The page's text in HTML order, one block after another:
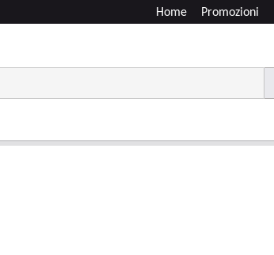
Promozioni
Home